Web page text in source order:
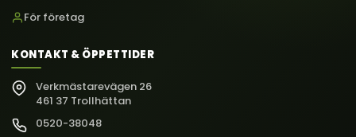
För företag
KONTAKT & ÖPPETTIDER
Verkmästarevägen 26
461 37 Trollhättan
0520-38048